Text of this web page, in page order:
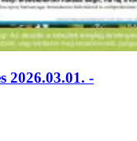
2026.03.01. -